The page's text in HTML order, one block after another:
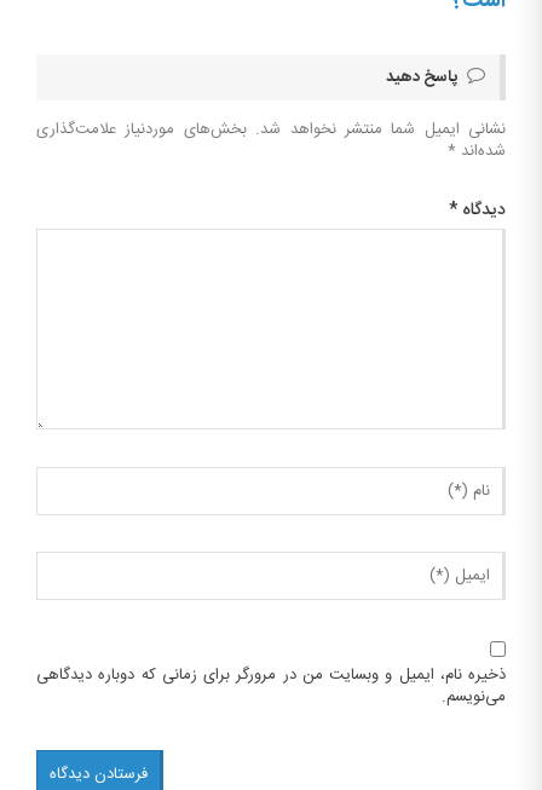
پاسخ دهید
نشانی ایمیل شما منتشر نخواهد شد. بخش‌های موردنیاز علامت‌گذاری
شده‌اند *
دیدگاه *
ذخیره نام، ایمیل و وبسایت من در مرورگر برای زمانی که دوباره دیدگاهی
می‌نویسم.